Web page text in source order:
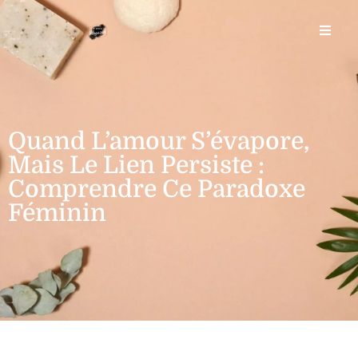
Quand L’amour S’évapore,
Mais Le Lien Persiste :
Comprendre Ce Paradoxe
Féminin